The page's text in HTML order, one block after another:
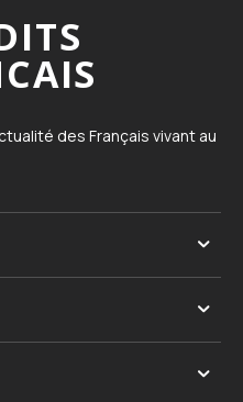
des Français vivant au